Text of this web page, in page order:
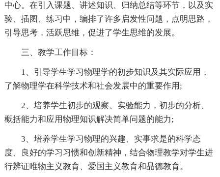
中心。在引入课题、讲述知识、归纳总结等环节，以及实
验、插图、练习中，编排了许多启发性问题，点明思路，
引导思考，活跃思维，促进了学生思维的发展。
三、教学工作目标：
1、引导学生学习物理学的初步知识及其实际应用，
了解物理学在科学技术和社会发展中的重要作用;
2、培养学生初步的观察、实验能力，初步的分析、
概括能力和应用物理知识解决简单问题的能力;
3、培养学生学习物理的兴趣、实事求是的科学态
度、良好的学习习惯和创新精神，结合物理教学对学生进
行辨证唯物主义教育、爱国主义教育和品德教育。